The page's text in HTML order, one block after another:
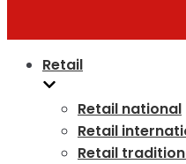
Retail
Retail national
Retail
Retail